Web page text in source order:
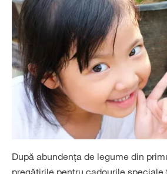
După abundența de legume din
pregătirile pentru cadourile speciale